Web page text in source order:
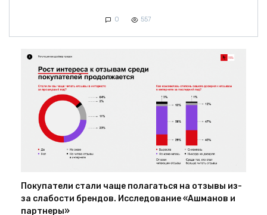
0 557
Покупатели стали чаще полагаться на отзывы из-
за слабости брендов. Исследование «Ашманов и
партнеры»